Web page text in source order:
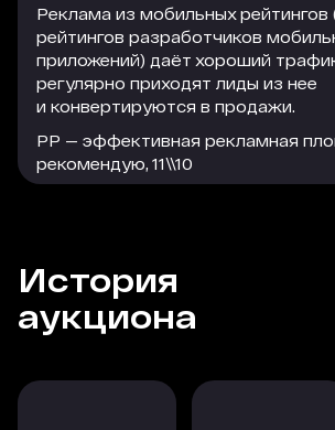
Реклама из мобильных рейтингов
рейтингов разработчиков
приложений) даёт хороший
регулярно приходят лиды из нее
и конвертируются в продажи.
РР — эффективная рекламная
рекомендую, 11\\10
РАСКРЫТЬ
История
аукциона